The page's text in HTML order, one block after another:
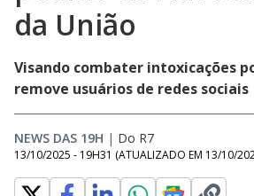
da União
Visando combater intoxicações
remove usuários de redes sociais
NEWS DAS 19H | Do R7
13/10/2025 - 19H31 (ATUALIZADO EM 13/10/